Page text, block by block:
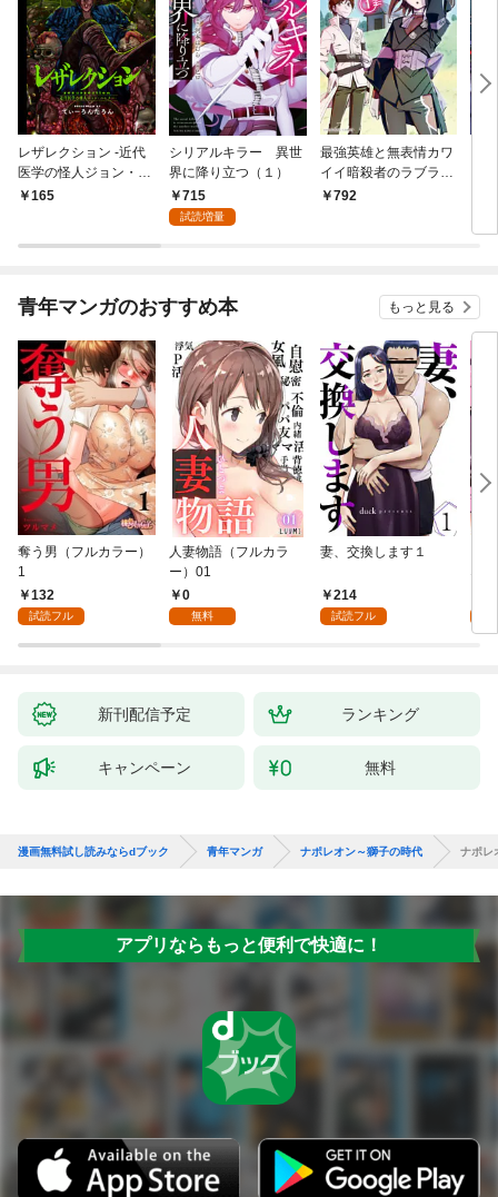
レザレクション -近代
医学の怪人ジョン・ハ
ンター- 連載版 第1話
165
シリアルキラー 異世
界に降り立つ（１）
715
試読増量
最強英雄と無表情カワ
イイ暗殺者のラブラブ
新婚生活 １巻
792
青年マンガのおすすめ本 もっと見る
奪う男（フルカラー）
1
132
試読フル
人妻物語（フルカラ
ー）01
0
無料
妻、交換します１
214
試読フル
な
新刊配信予定 ランキング
キャンペーン 無料
漫画無料試し読みならdブック 青年マンガ ナポレオン～獅子の時代 ナポレ
アプリならもっと便利で快適に！